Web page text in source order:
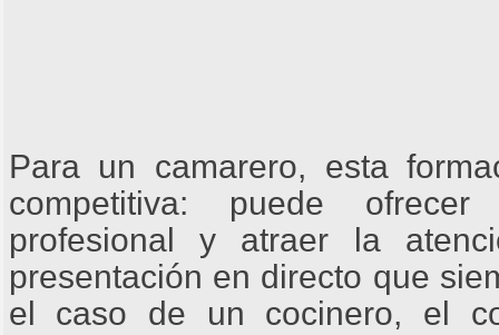
Para un camarero, esta
competitiva: puede
profesional y atraer la
presentación en directo que
el caso de un cocinero, el